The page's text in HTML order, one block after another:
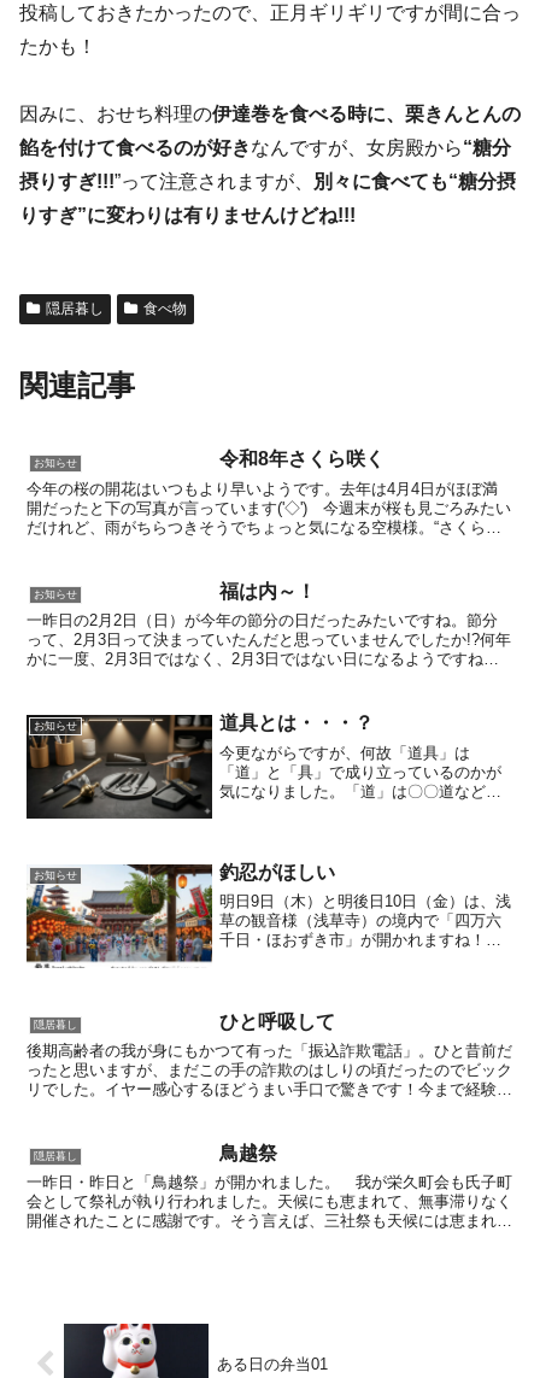
投稿しておきたかったので、正月ギリギリですが間に合っ
たかも！
因みに、おせち料理の伊達巻を食べる時に、栗きんとんの
餡を付けて食べるのが好きなんですが、女房殿から“糖分
摂りすぎ!!!”って注意されますが、 別々に食べても“糖分摂
りすぎ”に変わりは有りませんけどね!!!
隠居暮し 食べ物
関連記事
お知らせ 令和8年さくら咲く
今年の桜の開花はいつもより早いようです。去年は4月4日がほぼ満
開だったと下の写真が言っています('◇')ゞ今週末が桜も見ごろみたい
だけれど、雨がちらつきそうでちょっと気になる空模様。“さくら咲
お知らせ 福は内～！
一昨日の2月2日（日）が今年の節分の日だったみたいですね。節分
って、2月3日って決まっていたんだと思っていませんでしたか!?何年
かに一度、2月3日ではなく、2月3日ではない日になるようですね。
お知らせ 道具とは・・・？
今更ながらですが、何故「道具」は
「道」と「具」で成り立っているのかが
気になりました。「道」は〇〇道などの
ったらすぐに「ジェミニさん」に...
お知らせ 釣忍がほしい
明日9日（木）と明後日10日（金）は、浅
草の観音様（浅草寺）の境内で「四万六
千日・ほおずき市」が開かれますね！と
昔から好きな浅草の風...
隠居暮し ひと呼吸して
後期高齢者の我が身にもかつて有った「振込詐欺電話」。ひと昔前だ
ったと思いますが、まだこの手の詐欺のはしりの頃だったのでビック
リでした。イヤー感心するほどうまい手口で驚きです！今まで経験し
隠居暮し 鳥越祭
一昨日・昨日と「鳥越祭」が開かれました。 我が栄久町会も氏子町
会として祭礼が執り行われました。天候にも恵まれて、無事滞りなく
開催されたことに感謝です。そう言えば、三社祭も天候には恵まれま
ある日の弁当01